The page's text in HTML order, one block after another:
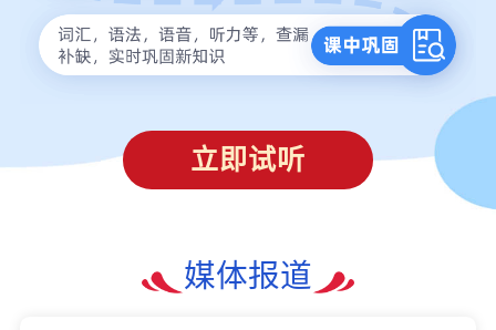
立即试听
媒体报道